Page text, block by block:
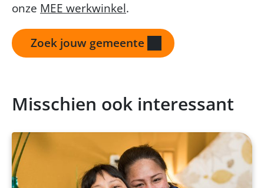
onze MEE werkwinkel.
Zoek jouw gemeente
Misschien ook interessant